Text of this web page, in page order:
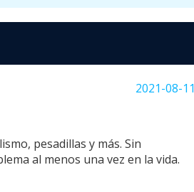
2021-08-11
pesadillas y más. Sin
al menos una vez en la vida.